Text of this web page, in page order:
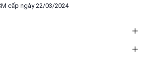
cấp ngày 22/03/2024